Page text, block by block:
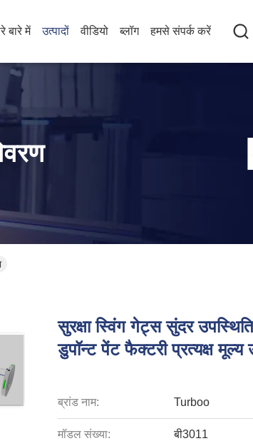
बारे में उत्पादों वीडियो ब्लॉग हमसे संपर्क करें
सुरक्षा स्विंग गेट्स सुंदर
डुपॉन्ट पेंट फैक्टरी प्रत्यक्ष मूल्य
ब्रांड नाम: Turboo
मॉडल संख्या: बी3011